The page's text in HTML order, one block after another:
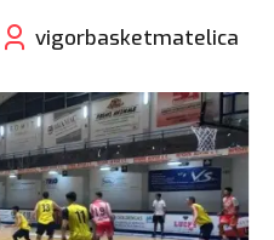
vigorbasketmatelica